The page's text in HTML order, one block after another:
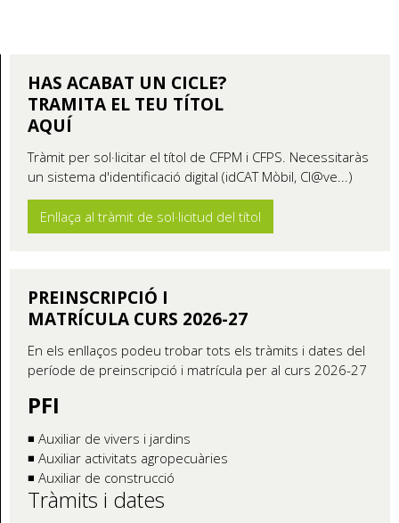
HAS ACABAT UN CICLE?
TRAMITA EL TEU TÍTOL
AQUÍ
Tràmit per sol·licitar el títol de CFPM i CFPS. Necessitaràs
un sistema d'identificació digital (idCAT Mòbil, Cl@ve...)
Enllaça al tràmit de sol·licitud del títol
PREINSCRIPCIÓ I
MATRÍCULA CURS 2026-27
En els enllaços podeu trobar tots els tràmits i dates del
període de preinscripció i matrícula per al curs 2026-27
PFI
◾ Auxiliar de vivers i jardins
◾ Auxiliar activitats agropecuàries
◾ Auxiliar de construcció
Tràmits i dates